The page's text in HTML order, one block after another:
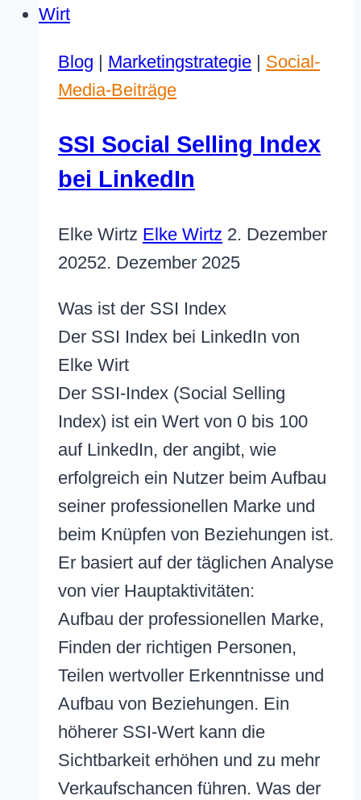
Geld
kosten?
Blog Marketingstrategie
Social-
Media-Beiträge
SSI Social Selling Index
bei LinkedIn
Elke Wirtz Elke Wirtz 2. Dezember
20252. Dezember 2025
Was ist der SSI Index
Der SSI Index bei LinkedIn von
Elke Wirt
Der SSI-Index (Social Selling
Index) ist ein Wert von 0 bis 100
auf LinkedIn, der angibt, wie
erfolgreich ein Nutzer beim Aufbau
seiner professionellen Marke und
beim Knüpfen von Beziehungen ist.
Er basiert auf der täglichen Analyse
von vier Hauptaktivitäten:
Aufbau der professionellen Marke,
Finden der richtigen Personen,
Teilen wertvoller Erkenntnisse und
Aufbau von Beziehungen. Ein
höherer SSI-Wert kann die
Sichtbarkeit erhöhen und zu mehr
Verkaufschancen führen. Was der